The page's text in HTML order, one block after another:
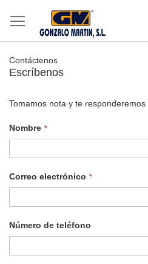
Contáctenos
Escríbenos
Tomamos nota y te responderemos
Nombre
Correo electrónico
Número de teléfono